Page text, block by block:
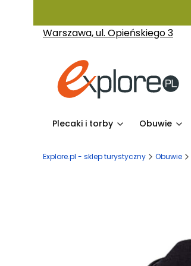
Warszawa, ul. Opieńskiego 3
Plecaki i torby Obuwie
Explore.pl - sklep turystyczny Obuwie